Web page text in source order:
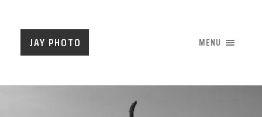
JAY PHOTO MENU